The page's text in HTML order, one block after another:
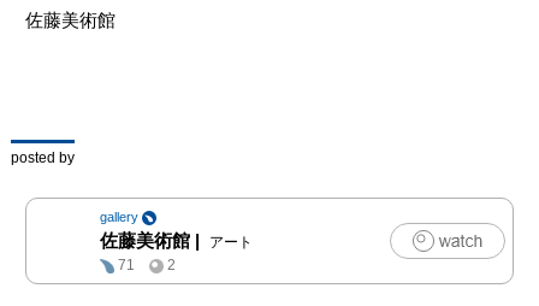
制作された作品を多くの
選ばれた27期奨学生17名
による日本画、油画、版
画作品によるグループ展
となります。
また本展では招待作家と
して現在活躍中の作家
佐藤美術館
posted by
gallery
佐藤美術館 |
アート
71
2